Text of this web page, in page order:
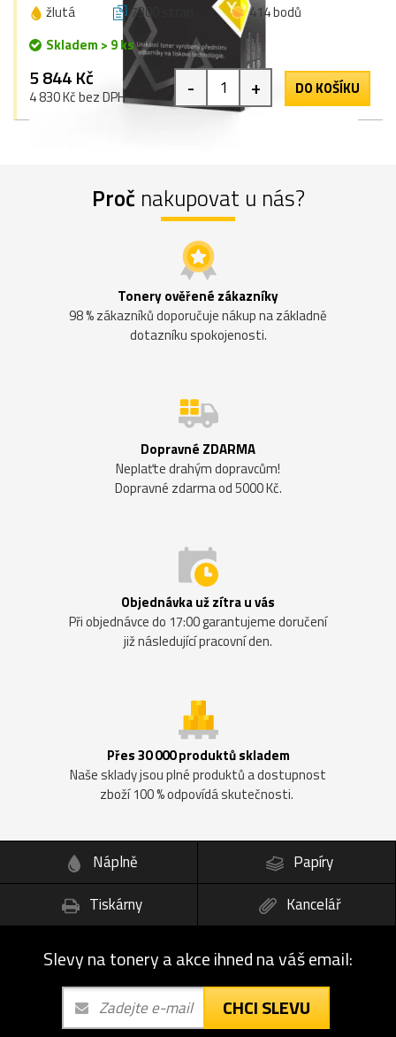
žlutá 7300 stran
414 bodů
Skladem > 9 ks
5 844 Kč
4 830 Kč bez DPH - + DO KOŠÍKU
Proč nakupovat u nás?
Tonery ověřené zákazníky
98 % zákazníků doporučuje nákup na základně
dotazníku spokojenosti.
Dopravné ZDARMA
Neplaťte drahým dopravcům!
Dopravné zdarma od 5000 Kč.
Objednávka už zítra u vás
Při objednávce do 17:00 garantujeme doručení
již následující pracovní den.
Přes 30 000 produktů skladem
Naše sklady jsou plné produktů a dostupnost
zboží 100 % odpovídá skutečnosti.
Náplně
Papíry
Tiskárny
Kancelář
Slevy na tonery a akce ihned na váš email:
CHCI SLEVU